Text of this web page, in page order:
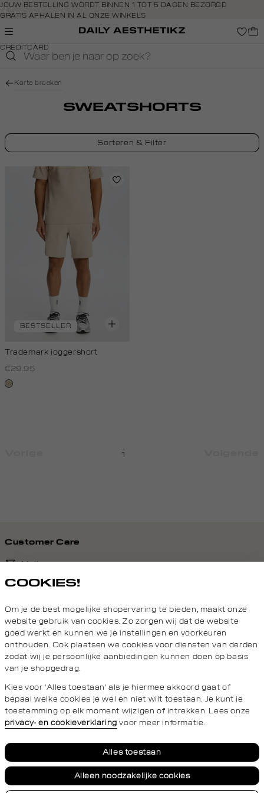
Navigeer
direct naar
de
Open de
direct
JOUW BESTELLING WORDT BINNEN 1 TOT 5 DAGEN BEZORGD
GRATIS AFHALEN IN AL ONZE WINKELS
GRATIS RETOURNEREN BINNEN 14 DAGEN IN DE WINKEL
BETAAL ZOALS JIJ WILT: O.A. IDEAL, RIVERTY, APPLE PAY &
CREDITCARD
Korte broeken
SWEATSHORTS
Sorteren & Filter
BESTSELLER
Trademark joggershort
€29.95
lichtzand
1
Customer Care
Mail ons
Van maandag t/m vrijdag van 8.30 uur tot 18.00 uur.
Service
Privacy- en cookieverklaringAlgemene Voorwaarden
COOKIES!
Om je de best mogelijke shopervaring te bieden, maakt onze
website gebruik van cookies. Zo zorgen wij dat de website
goed werkt en kunnen we je instellingen en voorkeuren
onthouden. Ook plaatsen we cookies voor diensten van derden
zodat wij je persoonlijke aanbiedingen kunnen doen op basis
van je shopgedrag.
Kies voor 'Alles toestaan' als je hiermee akkoord gaat of
bepaal welke cookies je wel en niet wilt toestaan. Je kunt je
toestemming op elk moment wijzigen of intrekken. Lees onze
privacy- en cookieverklaring voor meer informatie.
Alles toestaan
Alleen noodzakelijke cookies